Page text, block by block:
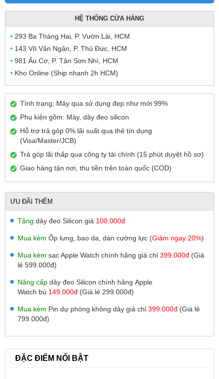
HỆ THỐNG CỬA HÀNG
• 293 Ba Tháng Hai, P. Vườn Lài, HCM
• 143 Võ Văn Ngân, P. Thủ Đức, HCM
• 981 Âu Cơ, P. Tân Sơn Nhì, HCM
• Kho Online (Ship nhanh 2h HCM)
Tình trạng: Máy qua sử dụng đẹp như mới 99%
Phụ kiện gồm: Máy, dây đeo silicon
Hỗ trợ trả góp 0% lãi suất qua thẻ tín dụng
(Visa/Master/JCB)
Trả góp lãi thấp qua công ty tài chính (15 phút duyệt hồ sơ)
Giao hàng tận nơi, thu tiền trên toàn quốc (COD)
ƯU ĐÃI THÊM
Tặng dây đeo Silicon giá 100.000đ
Mua kèm Ốp lưng, bao da, dán cường lực (Giảm ngay 20%)
Mua kèm sạc Apple Watch chính hãng giá chỉ 399.000đ (Giá
lẻ 599.000đ)
Nâng cấp dây đeo Silicon chính hãng Apple
Watch bù 149.000đ (Giá lẻ 299.000đ)
Mua kèm Pin dự phòng không dây giá chỉ 399.000đ (Giá lẻ
799.000đ)
ĐẶC ĐIỂM NỔI BẬT